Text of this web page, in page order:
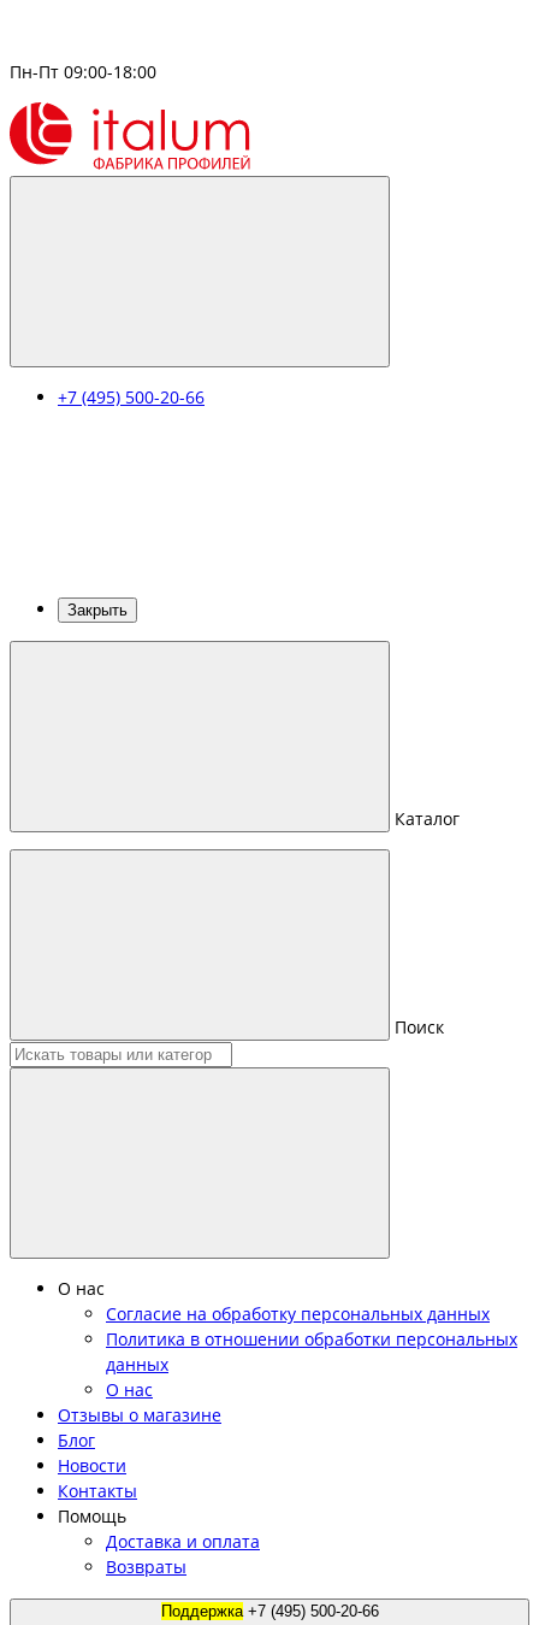
Пн-Пт 09:00-18:00
+7 (495) 500-20-66
Закрыть
Каталог
Поиск
О нас
Согласие на обработку персональных данных
Политика в отношении обработки персональных
данных
О нас
Отзывы о магазине
Блог
Новости
Контакты
Помощь
Доставка и оплата
Возвраты
Поддержка +7 (495) 500-20-66